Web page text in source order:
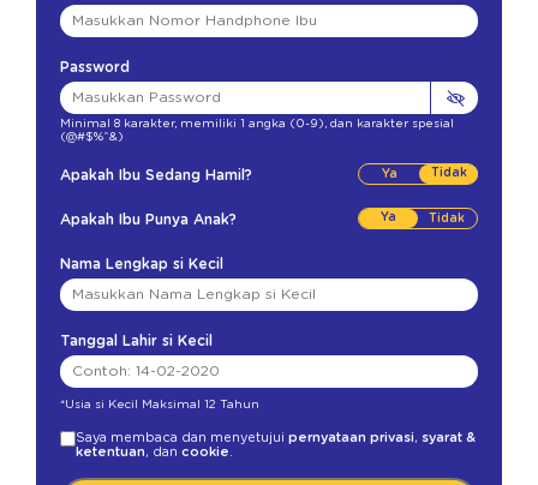
Password
Minimal 8 karakter, memiliki 1 angka (0-9) , dan karakter spesial
(@#$%^&)
Apakah Ibu Sedang Hamil? Tidak
Apakah Ibu Punya Anak? Ya
Nama Lengkap si Kecil
Tanggal Lahir si Kecil
*Usia si Kecil Maksimal 12 Tahun
Saya membaca dan menyetujui pernyataan privasi, syarat &
ketentuan, dan cookie.